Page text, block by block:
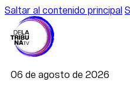
Saltar al contenido principal
06 de agosto de 2026